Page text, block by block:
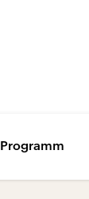
Programm